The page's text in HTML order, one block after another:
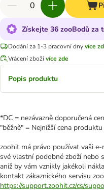
Získejte 36 zooBodů za
Dodání za 1-3 pracovní dnyvíce
Vrácení zbožívíce zde
Popis produktu
*DC = nezávazně doporučená
"běžně" = Nejnižší cena
zoohit má právo používat vaši
své vlastní podobné zboží nebo
aniž by vám vznikly jakékoli
kontakt zákaznického servisu
https://support.zoohit.cz/cs/